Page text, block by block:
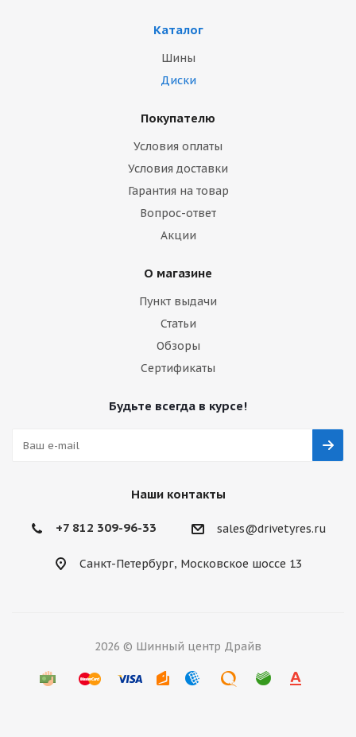
Каталог
Шины
Диски
Покупателю
Условия оплаты
Условия доставки
Гарантия на товар
Вопрос-ответ
Акции
О магазине
Пункт выдачи
Статьи
Обзоры
Сертификаты
Будьте всегда в курсе!
Наши контакты
+7 812 309-96-33 sales@drivetyres.ru
Санкт-Петербург, Московское шоссе 13
2026 © Шинный центр Драйв